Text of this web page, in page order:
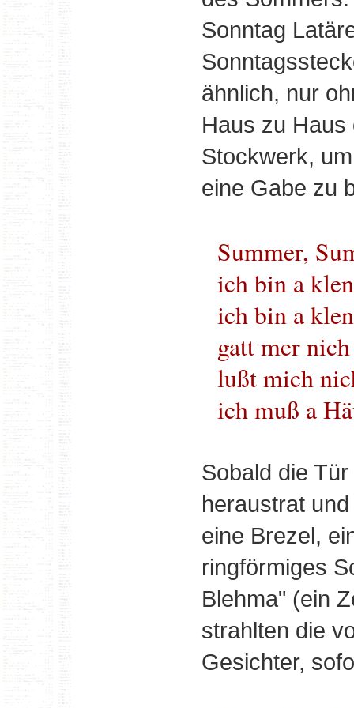
Sonntag
ähnlich, nur
Haus zu
Stockwerk,
eine Gabe zu
Summer,
ich bin a
ich bin a
gatt mer
lußt mich
ich muß a
Sobald die
heraustrat
eine Brezel,
ringförmiges
Blehma" (ein
strahlten die
Gesichter,